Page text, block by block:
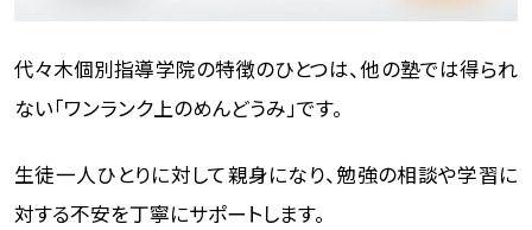
代々木個別指導学院の特徴のひとつは、他の塾では得られ
ない「ワンランク上のめんどうみ」です。
生徒一人ひとりに対して親身になり、勉強の相談や学習に
対する不安を丁寧にサポートします。